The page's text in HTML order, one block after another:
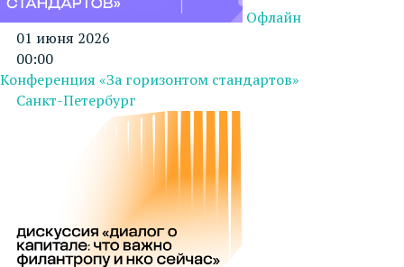
Офлайн
01 июня 2026
00:00
Конференция «За горизонтом стандартов»
Санкт-Петербург